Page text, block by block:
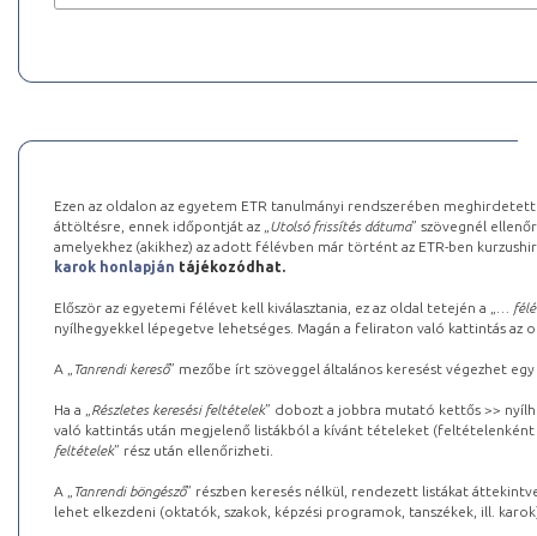
Ezen az oldalon az egyetem ETR tanulmányi rendszerében
áttöltésre, ennek időpontját az „ Utolsó frissítés dátuma” szövegnél
amelyekhez (akikhez) az adott félévben már történt az ETR-ben
karok honlapján tájékozódhat.
Először az egyetemi félévet kell kiválasztania, ez az oldal tetején a „
…
nyílhegyekkel lépegetve lehetséges. Magán a feliraton való kattintás az
A „ Tanrendi kereső” mezőbe írt szöveggel általános keresést végezhet
Ha a „ Részletes keresési feltételek” dobozt a jobbra mutató kettős >>
való kattintás után megjelenő listákból a kívánt tételeket (feltételenként
feltételek” rész után ellenőrizheti.
A „ Tanrendi böngésző” részben keresés nélkül, rendezett listákat
lehet elkezdeni (oktatók, szakok, képzési programok, tanszékek, ill.